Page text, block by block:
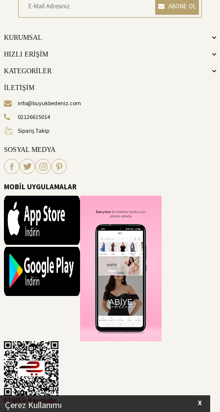
X
Çerez Kullanımı
ABONE OL
KURUMSAL
HIZLI ERİŞİM
KATEGORİLER
İLETİŞİM
info@buyukbedeniz.com
02126615014
Sipariş Takip
SOSYAL MEDYA
MOBİL UYGULAMALAR